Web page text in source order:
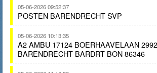
05-06-2026 09:52:37
POSTEN BARENDRECHT SVP
05-06-2026 10:13:35
A2 AMBU 17124 BOERHAAVELAAN
BARENDRECHT BARDRT BON 86346